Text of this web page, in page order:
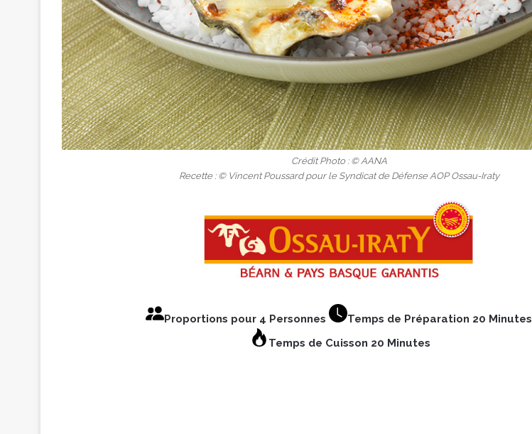
Crédit Photo : © AANA
Recette : © Vincent Poussard pour le Syndicat de Défense AOP Ossau-Iraty
Proportions pour 4 Personnes
Temps de Préparation 20 Minutes
Temps de Cuisson 20 Minutes